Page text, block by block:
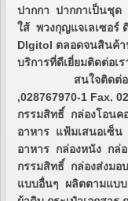
ปากกา ปากกาเป็นชุด
ใส้ พวงกุญแจเลเซอ
DIgitol ตลอดจนสินค้
บริการที่
สนใจติดต่อ Tel.
,028767970-1 Fax.
กรรมสิทธิ์ กล่องโอน
อาหาร แฟ้มเสนอเซ็
อาหาร กล่องหนัง กล่
กรรมสิทธิ์ กล่องส่งม
แบบอื่นๆ ผลิตตามแบ